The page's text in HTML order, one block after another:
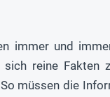
immer und
reine Fakten
müssen die